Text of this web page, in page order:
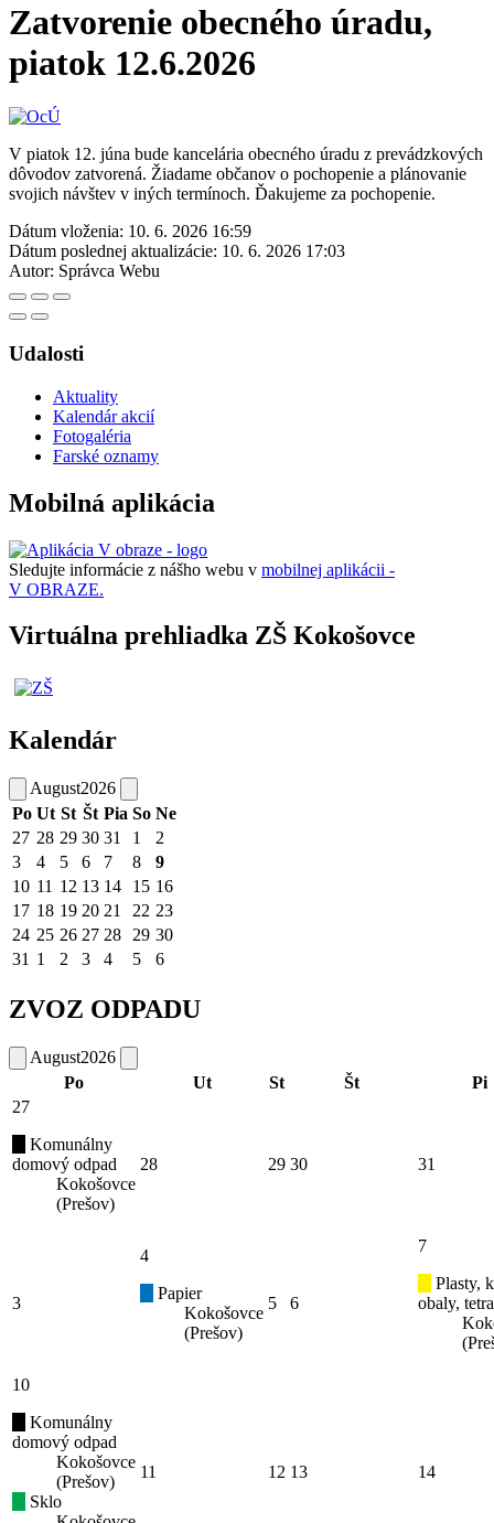
Zatvorenie obecného úradu,
piatok 12.6.2026
V piatok 12. júna bude kancelária obecného úradu z prevádzkových
dôvodov zatvorená. Žiadame občanov o pochopenie a plánovanie
svojich návštev v iných termínoch. Ďakujeme za pochopenie.
Dátum vloženia: 10. 6. 2026 16:59
Dátum poslednej aktualizácie: 10. 6. 2026 17:03
Autor: Správca Webu
Udalosti
Aktuality
Kalendár akcií
Fotogaléria
Farské oznamy
Mobilná aplikácia
Sledujte informácie z nášho webu v mobilnej aplikácii -
V OBRAZE.
Virtuálna prehliadka ZŠ Kokošovce
Kalendár
August2026
Po Ut St Št Pia So Ne
27 28 29 30 31 1
2
3
4 5 6 7 8
9
10 11 12 13 14 15 16
17 18 19 20 21 22 23
24 25 26 27 28 29 30
31 1 2 3 4 5 6
ZVOZ ODPADU
August2026
Po
Ut St Št
Pi
27
Komunálny
domový odpad
Kokošovce
(Prešov)
28 29 30 31
3
4
Papier
Kokošovce
(Prešov)
5 6
7
Plasty,
obaly,
10
Komunálny
domový odpad
Kokošovce
(Prešov)
Sklo
11 12 13 14